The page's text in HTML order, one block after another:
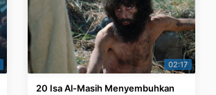
02:17
20 Isa Al-Masih Menyembuhkan